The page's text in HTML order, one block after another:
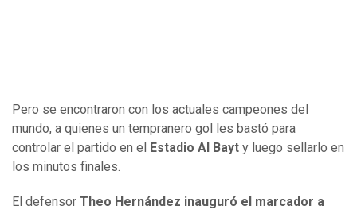
Pero se encontraron con los actuales campeones del
mundo, a quienes un tempranero gol les bastó para
controlar el partido en el Estadio Al Bayt y luego sellarlo en
los minutos finales.
El defensor Theo Hernández inauguró el marcador a